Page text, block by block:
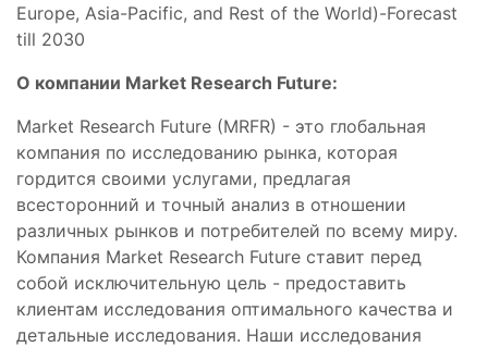
Europe, Asia-Pacific, and Rest of the World)-Forecast
till 2030
О компании Market Research Future:
Market Research Future (MRFR) - это глобальная
компания по исследованию рынка, которая
гордится своими услугами, предлагая
всесторонний и точный анализ в отношении
различных рынков и потребителей по всему миру.
Компания Market Research Future ставит перед
собой исключительную цель - предоставить
клиентам исследования оптимального качества и
детальные исследования. Наши исследования